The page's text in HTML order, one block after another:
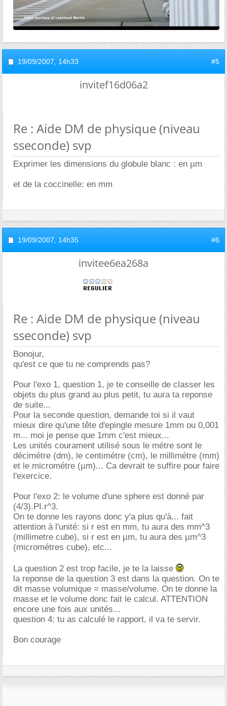
19/09/2007, 14h33 #5
invitef16d06a2
Re : Aide DM de physique (niveau
sseconde) svp
Exprimer les dimensions du globule blanc : en µm
et de la coccinelle: en mm
19/09/2007, 14h35 #6
invitee6ea268a
Re : Aide DM de physique (niveau
sseconde) svp
Bonojur,
qu'est ce que tu ne comprends pas?
Pour l'exo 1, question 1, je te conseille de classer les
objets du plus grand au plus petit, tu aura ta reponse
de suite...
Pour la seconde question, demande toi si il vaut
mieux dire qu'une tête d'epingle mesure 1mm ou 0,001
m... moi je pense que 1mm c'est mieux...
Les unités courament utilisé sous le métre sont le
décimétre (dm), le centimétre (cm), le millimétre (mm)
et le micrométre (µm)... Ca devrait te suffire pour faire
l'exercice.
Pour l'exo 2: le volume d'une sphere est donné par
(4/3).PI.r^3.
On te donne les rayons donc y'a plus qu'à... fait
attention à l'unité: si r est en mm, tu aura des mm^3
(millimetre cube), si r est en µm, tu aura des µm^3
(micrométres cube), etc...
La question 2 est trop facile, je te la laisse
la reponse de la question 3 est dans la question. On te
dit masse volumique = masse/volume. On te donne la
masse et le volume donc fait le calcul. ATTENTION
encore une fois aux unités...
question 4: tu as calculé le rapport, il va te servir.
Bon courage